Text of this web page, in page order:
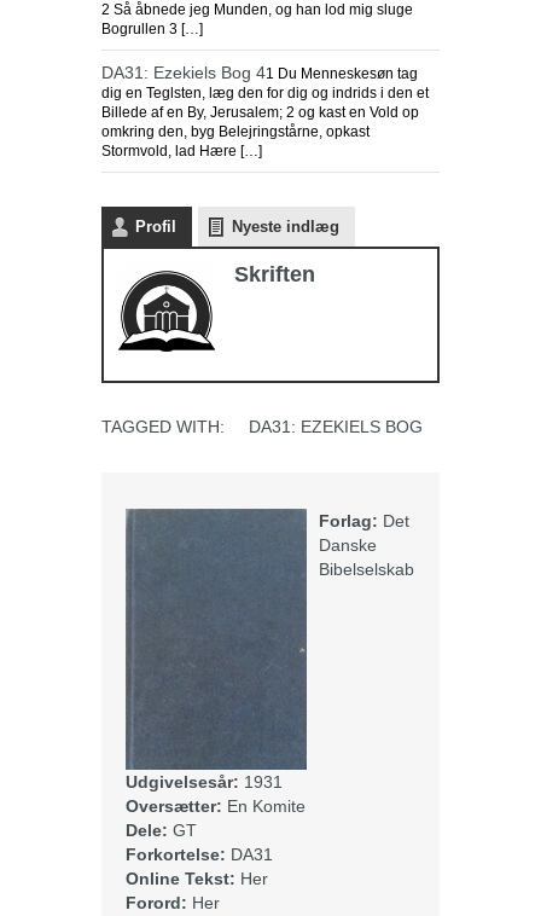
2 Så åbnede jeg Munden, og han lod mig sluge
Bogrullen 3 […]
DA31: Ezekiels Bog 41 Du Menneskesøn tag
dig en Teglsten, læg den for dig og indrids i den et
Billede af en By, Jerusalem; 2 og kast en Vold op
omkring den, byg Belejringstårne, opkast
Stormvold, lad Hære […]
Profil Nyeste indlæg
Skriften
TAGGED WITH: DA31: EZEKIELS BOG
Forlag: Det
Danske
Bibelselskab
Udgivelsesår: 1931
Oversætter: En Komite
Dele: GT
Forkortelse: DA31
Online Tekst: Her
Forord: Her